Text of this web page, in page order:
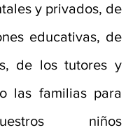
y privados, de
educativas, de
de los tutores y
las familias para
niños